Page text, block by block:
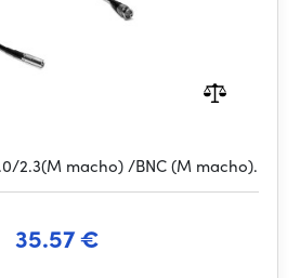
2.3(M macho) /BNC (M macho).
35.57 €